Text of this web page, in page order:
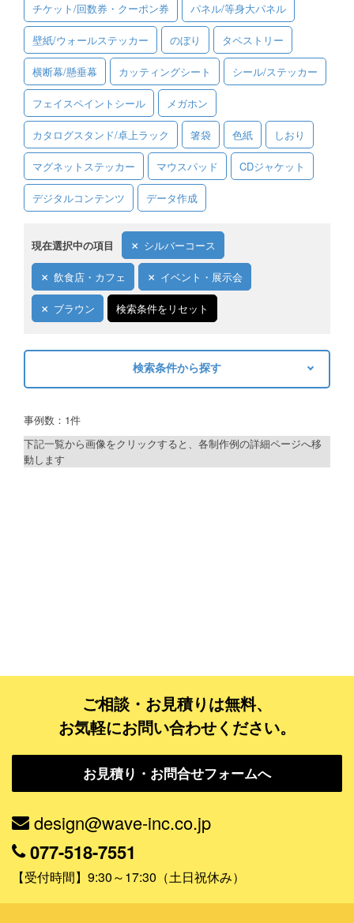
FAQ（よくあるご質問）
資料をダウンロード
ご利用規約
お見積り・お問合せ
チケット/回数券・クーポン券 パネル/等身大パネル
壁紙/ウォールステッカー のぼり タペストリー
横断幕/懸垂幕 カッティングシート シール/ステッカー
フェイスペイントシール メガホン
カタログスタンド/卓上ラック 箸袋 色紙 しおり
マグネットステッカー マウスパッド CDジャケット
デジタルコンテンツ データ作成
現在選択中の項目 シルバーコース
飲食店・カフェ イベント・展示会
ブラウン 検索条件をリセット
検索条件から探す
制作プランで探す
ジャンルで探す
販売・ショップ・サービス
観光・旅行会社・ホテル・旅館
学校・塾・習い事
コンサート・ライブ・演劇
美容室・サロン・クリニック
事例数：1件
下記一覧から画像をクリックすると、各制作例の詳細ページへ移
動します
ご相談・お見積りは無料、
お気軽にお問い合わせください。
お見積り・お問合せフォームへ
design@wave-inc.co.jp
077-518-7551
【受付時間】9:30～17:30（土日祝休み）